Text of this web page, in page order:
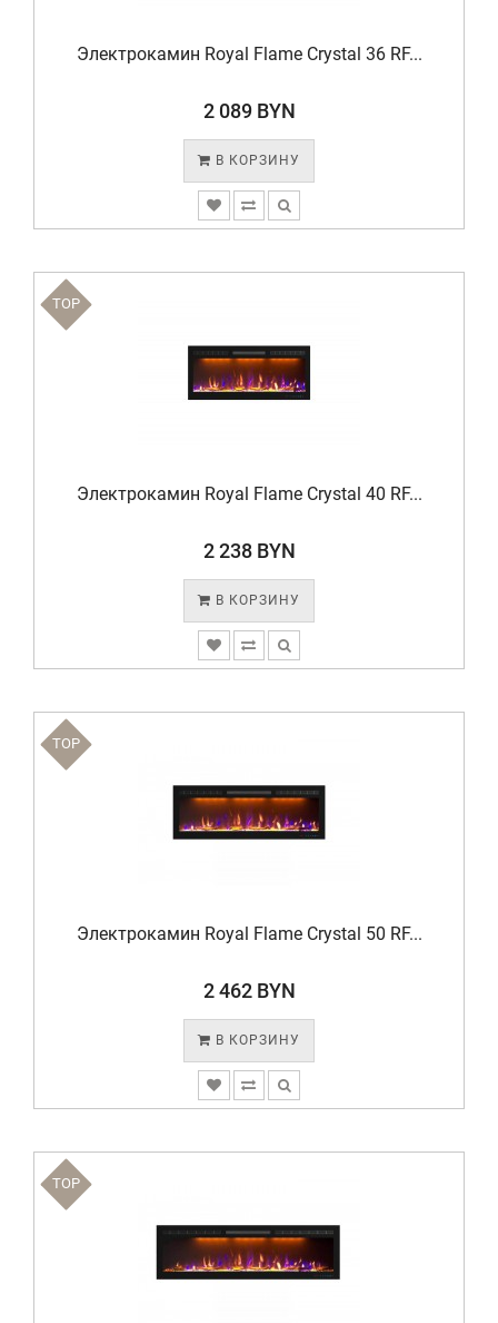
Электрокамин Royal Flame Crystal 36 RF...
2 089 BYN
В КОРЗИНУ
TOP
Электрокамин Royal Flame Crystal 40 RF...
2 238 BYN
В КОРЗИНУ
TOP
Электрокамин Royal Flame Crystal 50 RF...
2 462 BYN
В КОРЗИНУ
TOP